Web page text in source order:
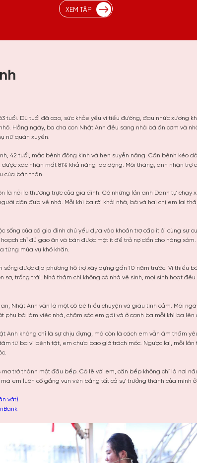
XEM TẬP
tuổi. Dù tuổi đã cao, sức khỏe yếu vì tiểu đường, đau nhức xương
Hằng ngày, ba cha con Nhật Anh đều sang nhà bà ăn cơm và
nữ quán xuyến.
42 tuổi, mắc bệnh động kinh và hen suyễn nặng. Căn bệnh kéo
xác nhận mất 81% khả năng lao động. Mỗi tháng, anh nhận
của bản thân.
là nỗi lo thường trực của gia đình. Có những lần anh Danh tự chạy
dân đưa về nhà. Mỗi khi ba rời khỏi nhà, bà và hai chị em lại
sống của cả gia đình chủ yếu dựa vào khoản trợ cấp ít ỏi cùng sự
chỉ đủ gạo ăn và bán được một ít để trả nợ dần cho hàng
từng mùa vụ khó khăn.
sống được địa phương hỗ trợ xây dựng gần 10 năm trước. Vì thiếu
sơ, trống trải. Nhà thậm chí không có nhà vệ sinh, mọi sinh hoạt
Nhật Anh vẫn là một cô bé hiểu chuyện và giàu tình cảm. Mỗi
phụ bà làm việc nhà, chăm sóc em gái và ở cạnh ba mỗi khi ba lên
Anh không chỉ là sự chịu đựng, mà còn là cách em vẫn âm thầm
từ ba vì bệnh tật, em chưa bao giờ trách móc. Ngược lại, mỗi
trở thành một đầu bếp. Có lẽ với em, căn bếp không chỉ là nơi
em luôn cố gắng vun vén bằng tất cả sự trưởng thành của mình ở
vật)